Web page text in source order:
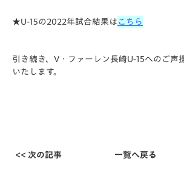
★U-15の2022年試合結果は こちら
引き続き、V・ファーレン長崎U-15へのご声
いたします。
<< 次の記事 一覧へ戻る